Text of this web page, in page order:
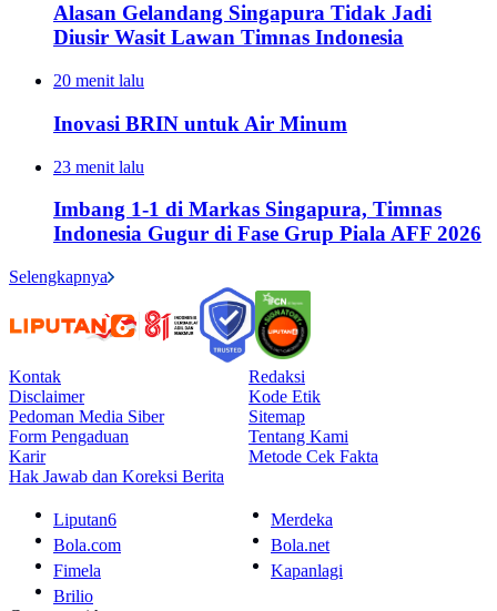
Alasan Gelandang Singapura Tidak Jadi
Diusir Wasit Lawan Timnas Indonesia
20 menit lalu
Inovasi BRIN untuk Air Minum
23 menit lalu
Imbang 1-1 di Markas Singapura, Timnas
Indonesia Gugur di Fase Grup Piala AFF 2026
Selengkapnya
Kontak
Redaksi
Disclaimer
Kode Etik
Pedoman Media Siber
Sitemap
Form Pengaduan
Tentang Kami
Karir
Metode Cek Fakta
Hak Jawab dan Koreksi Berita
Liputan6
Merdeka
Bola.com
Bola.net
Fimela
Kapanlagi
Brilio